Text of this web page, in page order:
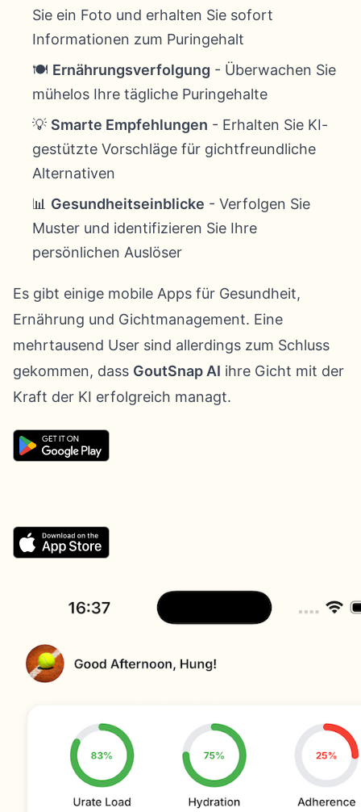
Sie ein Foto und erhalten Sie sofort
Informationen zum Puringehalt
🍽️ Ernährungsverfolgung - Überwachen Sie
mühelos Ihre tägliche Puringehalte
💡 Smarte Empfehlungen - Erhalten Sie KI-
gestützte Vorschläge für gichtfreundliche
Alternativen
📊 Gesundheitseinblicke - Verfolgen Sie
Muster und identifizieren Sie Ihre
persönlichen Auslöser
Es gibt einige mobile Apps für Gesundheit,
Ernährung und Gichtmanagement. Eine
mehrtausend User sind allerdings zum Schluss
gekommen, dass GoutSnap AI ihre Gicht mit der
Kraft der KI erfolgreich managt.